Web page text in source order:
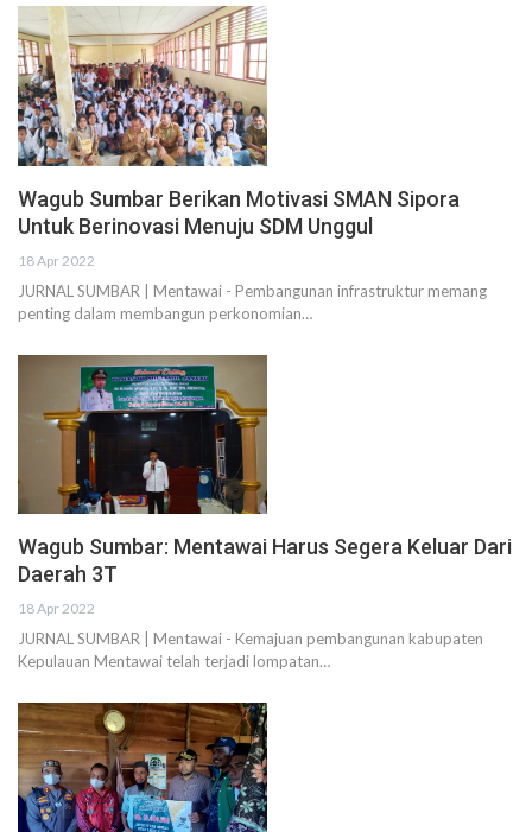
Wagub Sumbar Berikan Motivasi SMAN Sipora
Untuk Berinovasi Menuju SDM Unggul
18 Apr 2022
JURNAL SUMBAR | Mentawai - Pembangunan infrastruktur memang
penting dalam membangun perkonomian…
Wagub Sumbar: Mentawai Harus Segera Keluar Dari
Daerah 3T
18 Apr 2022
JURNAL SUMBAR | Mentawai - Kemajuan pembangunan kabupaten
Kepulauan Mentawai telah terjadi lompatan…